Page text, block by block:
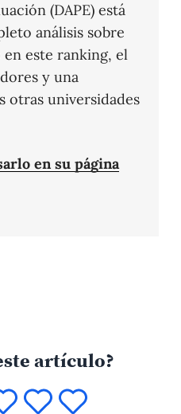
(DAPE) está
análisis sobre
este ranking, el
y una
otras universidades
en su página
artículo?